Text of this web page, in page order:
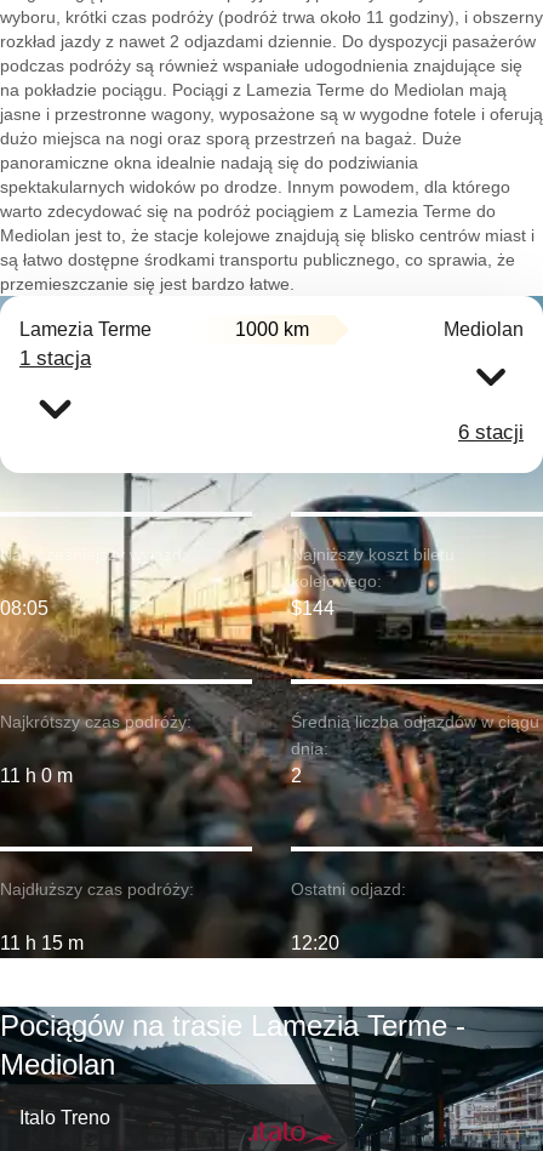
wyboru, krótki czas podróży (podróż trwa około 11 godziny), i obszerny
rozkład jazdy z nawet 2 odjazdami dziennie. Do dyspozycji pasażerów
podczas podróży są również wspaniałe udogodnienia znajdujące się
na pokładzie pociągu. Pociągi z Lamezia Terme do Mediolan mają
jasne i przestronne wagony, wyposażone są w wygodne fotele i oferują
dużo miejsca na nogi oraz sporą przestrzeń na bagaż. Duże
panoramiczne okna idealnie nadają się do podziwiania
spektakularnych widoków po drodze. Innym powodem, dla którego
warto zdecydować się na podróż pociągiem z Lamezia Terme do
Mediolan jest to, że stacje kolejowe znajdują się blisko centrów miast i
są łatwo dostępne środkami transportu publicznego, co sprawia, że
przemieszczanie się jest bardzo łatwe.
Lamezia Terme 1000 km Mediolan
1 stacja
6 stacji
Najkrótszy czas podróży:
11 h 0 m
Najwcześniejszy wyjazd:
08:05
Najdłuższy czas podróży:
11 h 15 m
Najniższy koszt biletu
kolejowego:
$144
Średnia liczba odjazdów w ciągu
dnia:
2
Ostatni odjazd:
12:20
Pociągów na trasie Lamezia Terme -
Mediolan
Italo Treno